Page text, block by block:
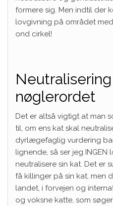
formere sig. Men indtil der
lovgivning på området
ond cirkel!
nøglerordet
Det er altså vigtigt at man
til, om ens kat skal
dyrlægefaglig vurdering
lignende, så ser jeg
neutralisere sin kat. Det er
få killinger på sin kat, men
landet, i forvejen og
og voksne katte, som